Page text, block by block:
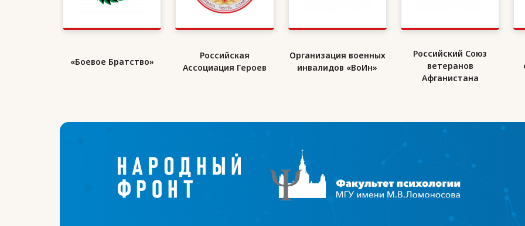
«Боевое Братство»
Российская
Ассоциация Героев
Организация военных
инвалидов «ВоИн»
Российский Союз
ветеранов
Афганистана